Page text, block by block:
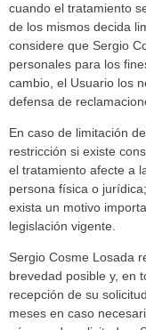
cuando el tratamiento
de los mismos decida
considere que Sergio
personales para los
cambio, el Usuario los
defensa de
En caso de limitación
restricción si existe
el tratamiento afecte a
persona física o
exista un motivo
legislación vigente.
Sergio Cosme Losada
brevedad posible y, en
recepción de su
meses en caso